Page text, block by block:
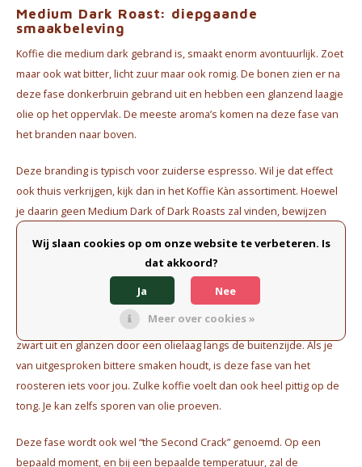
Medium Dark Roast: diepgaande
smaakbeleving
Koffie die medium dark gebrand is, smaakt enorm avontuurlijk. Zoet
maar ook wat bitter, licht zuur maar ook romig. De bonen zien er na
deze fase donkerbruin gebrand uit en hebben een glanzend laagje
olie op het oppervlak. De meeste aroma’s komen na deze fase van
het branden naar boven.
Deze branding is typisch voor zuiderse espresso. Wil je dat effect
ook thuis verkrijgen, kijk dan in het Koffie Kàn assortiment. Hoewel
je daarin geen Medium Dark of Dark Roasts zal vinden, bewijzen
bijvoorbeeld onze
pittige en smaakvolle espresso zet met een Medium Roast koffie.
Dark Roast: krachtig en intens
Donker gebrande koffiebonen herken je direct. Ze zien er bijna
zwart uit en glanzen door een olielaag langs de buitenzijde. Als je
van uitgesproken bittere smaken houdt, is deze fase van het
roosteren iets voor jou. Zulke koffie voelt dan ook heel pittig op de
tong. Je kan zelfs sporen van olie proeven.
Deze fase wordt ook wel “the Second Crack” genoemd. Op een
bepaald moment, en bij een bepaalde temperatuur, zal de
Wij slaan cookies op om onze website te verbeteren. Is
dat akkoord?
Ja
Nee
Meer over cookies »